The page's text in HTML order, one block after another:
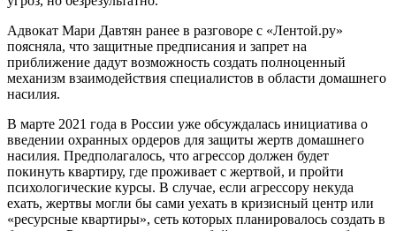
Адвокат Мари Давтян ранее в разговоре с «Лентой.ру»
поясняла, что защитные предписания и запрет на
приближение дадут возможность создать полноценный
механизм взаимодействия специалистов в области домашнего
насилия.
В марте 2021 года в России уже обсуждалась инициатива о
введении охранных ордеров для защиты жертв домашнего
насилия. Предполагалось, что агрессор должен будет
покинуть квартиру, где проживает с жертвой, и пройти
психологические курсы. В случае, если агрессору некуда
ехать, жертвы могли бы сами уехать в кризисный центр или
«ресурсные квартиры», сеть которых планировалось создать в